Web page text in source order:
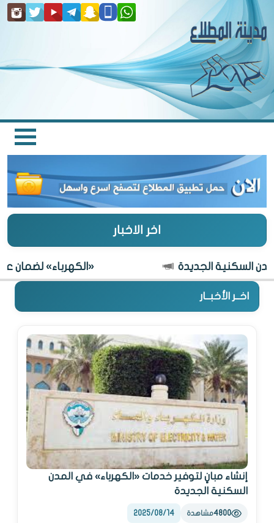
اخر الاخبار
الجديدة «الكهرباء» لضمان عدم
اخــر الأخبــار
إنشاء مبانٍ لتوفير خدمات «الكهرباء» في المدن
السكنية الجديدة
4800مشاهدة 2025/08/14